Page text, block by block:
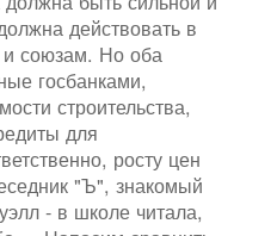
действовать в
и союзам. Но оба
госбанками,
строительства,
для
росту цен
"Ъ", знакомый
- в школе читала,